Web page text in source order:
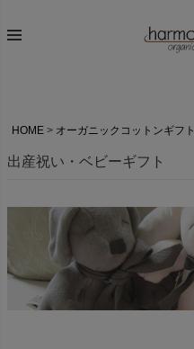
HOME オーガニックコットンギフト
出産祝い・ベビーギフト